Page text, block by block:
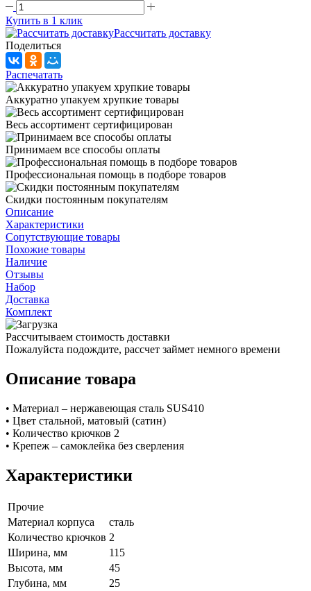
Купить в 1 клик
Рассчитать доставку
Поделиться
Распечатать
Аккуратно упакуем хрупкие товары
Весь ассортимент сертифицирован
Принимаем все способы оплаты
Профессиональная помощь в подборе товаров
Скидки постоянным покупателям
Описание
Характеристики
Сопутствующие товары
Похожие товары
Наличие
Отзывы
Набор
Доставка
Комплект
Рассчитываем стоимость доставки
Пожалуйста подождите, рассчет займет немного времени
Описание товара
• Материал – нержавеющая сталь SUS410
• Цвет стальной, матовый (сатин)
• Количество крючков 2
• Крепеж – самоклейка без сверления
Характеристики
Прочие
Материал корпуса
сталь
Количество крючков 2
Ширина, мм
115
Высота, мм
45
Глубина, мм
25